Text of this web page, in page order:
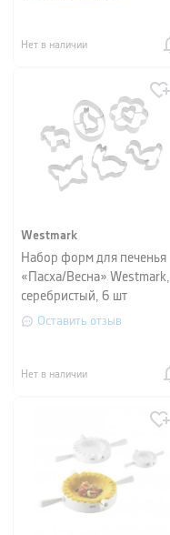
Нет в наличии
Westmark
Набор форм для печенья
«Пасха/Весна» Westmark,
серебристый, 6 шт
Оставить отзыв
Нет в наличии